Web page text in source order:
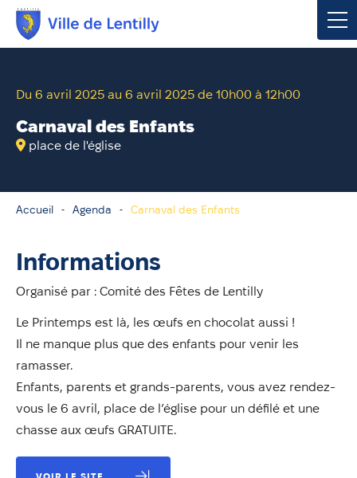
Du 6 avril 2025 au 6 avril 2025 de 10h00 à 12h00
Carnaval des Enfants
place de l'église
Accueil Agenda Carnaval des Enfants
Informations
Organisé par : Comité des Fêtes de Lentilly
Le Printemps est là, les œufs en chocolat aussi !
Il ne manque plus que des enfants pour venir les
ramasser.
Enfants, parents et grands-parents, vous avez rendez-
vous le 6 avril, place de l’église pour un défilé et une
chasse aux œufs GRATUITE.
VOIR LE SITE
Vivre à Lentilly
Social & Économie
Évènements